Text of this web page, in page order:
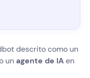
descrito como un
unagente de IAen